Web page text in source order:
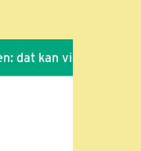
via de link!